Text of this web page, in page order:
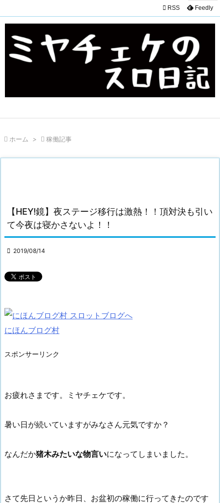
 RSS Feedly
 ホーム >  稼働記事
【HEY!鏡】夜ステージ移行は激熱！！頂対決も引い
て今夜は寝かさないよ！！
 2019/08/14
にほんブログ村
スポンサーリンク
お疲れさまです。ミヤチェケです。
暑い日が続いていますがみなさん元気ですか？
なんだか猪木みたいな物言いになってしまいました。
さて先日というか昨日、お盆初の稼働に行ってきたのです